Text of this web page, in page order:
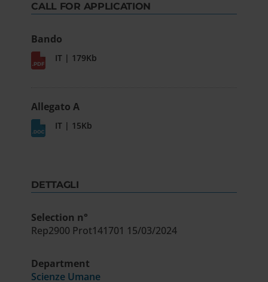
CALL FOR APPLICATION
Bando
IT | 179Kb
Allegato A
IT | 15Kb
DETTAGLI
Selection n°
Rep2900 Prot141701 15/03/2024
Department
Scienze Umane